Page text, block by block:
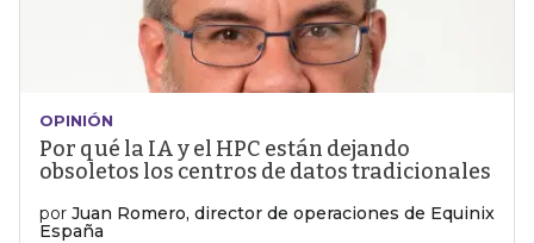
OPINIÓN
Por qué la IA y el HPC están dejando
obsoletos los centros de datos tradicionales
por Juan Romero, director de operaciones de Equinix
España